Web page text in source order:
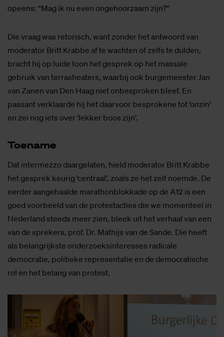
opeens: “Mag ik nu even ongehoorzaam zijn?”
Die vraag was retorisch, want zonder het antwoord van
moderator Britt Krabbe af te wachten of zelfs te dulden,
bracht hij op luide toon het gesprek op het massale
gebruik van terrasheaters, waarbij ook burgemeester Jan
van Zanen van Den Haag niet onbesproken bleef. En
passant verklaarde hij het daarvoor besprokene tot ‘onzin’
en zei nog iets over ‘lekker boos zijn’.
Toe­na­me
Dat intermezzo daargelaten, hield moderator Britt Krabbe
het gesprek keurig ‘centraal’, zoals ze het zelf noemde. De
eerder aangehaalde marathonblokkade op de A12 is een
goed voorbeeld van de protestacties die we momenteel in
Nederland steeds meer zien, bleek uit het verhaal van een
van de sprekers, prof. Dr. Mathijs van de Sande. Die heeft
als belangrijkste onderzoeksinteresses radicale
democratie, politieke representatie en de democratische
rol en het belang van protest.